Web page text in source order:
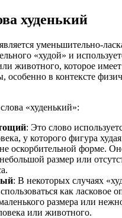
худенький
уменьшительно-
«худой» и
животного, которое
особенно в контексте
«худенький»:
: Это слово
у которого фигура
оскорбительной форме.
размер или
: В некоторых случаях
как ласковое
размера или
или животного.